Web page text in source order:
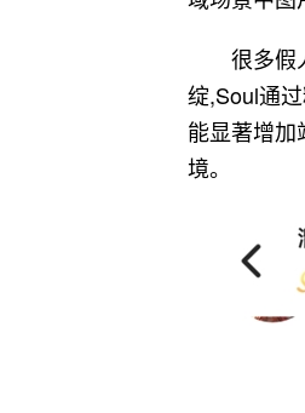
很多假
绽,Soul通
能显著增
境。